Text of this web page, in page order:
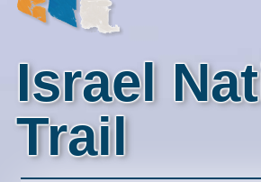
Israel
Trail